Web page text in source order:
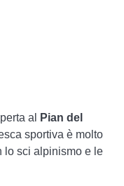
al
Pian del
sportiva è molto
lo sci alpinismo e le